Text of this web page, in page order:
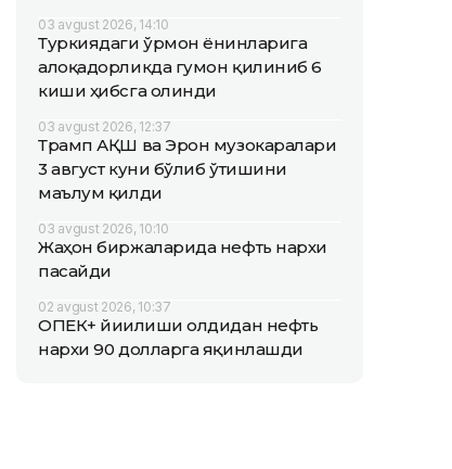
03 avgust 2026, 14:10
Туркиядаги ўрмон ёнғинларига
алоқадорликда гумон қилиниб 6
киши ҳибсга олинди
03 avgust 2026, 12:37
Трамп АҚШ ва Эрон музокаралари
3 август куни бўлиб ўтишини
маълум қилди
03 avgust 2026, 10:10
Жаҳон биржаларида нефть нархи
пасайди
02 avgust 2026, 10:37
ОПEК+ йиғилиши олдидан нефть
нархи 90 долларга яқинлашди